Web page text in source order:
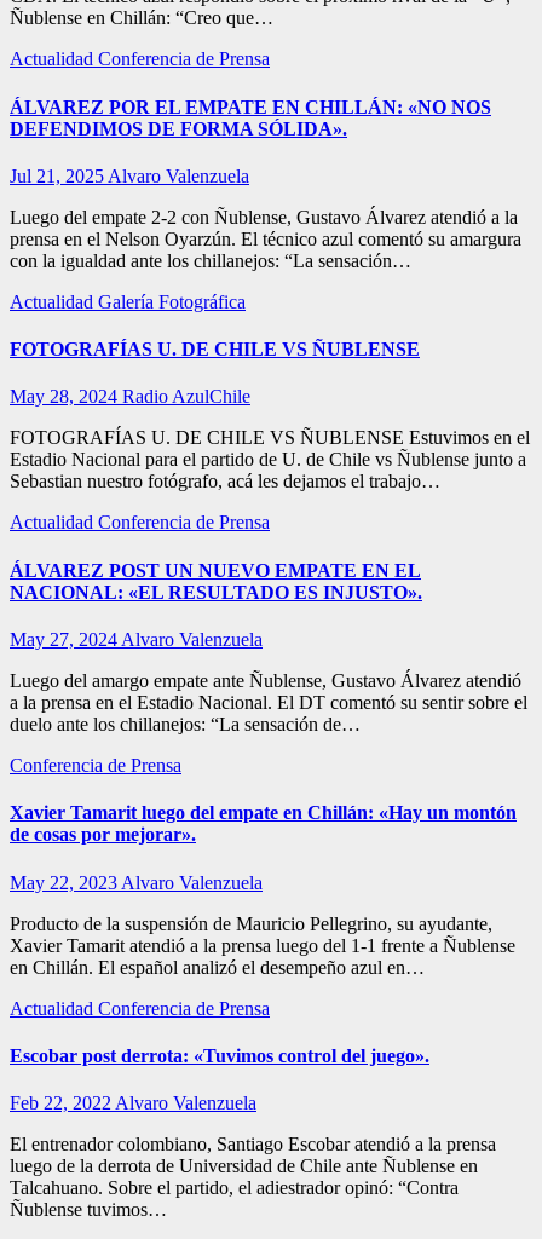
Ñublense en Chillán: “Creo que…
Actualidad Conferencia de Prensa
ÁLVAREZ POR EL EMPATE EN CHILLÁN: «NO NOS
DEFENDIMOS DE FORMA SÓLIDA».
Jul 21, 2025 Alvaro Valenzuela
Luego del empate 2-2 con Ñublense, Gustavo Álvarez atendió a la
prensa en el Nelson Oyarzún. El técnico azul comentó su amargura
con la igualdad ante los chillanejos: “La sensación…
Actualidad Galería Fotográfica
FOTOGRAFÍAS U. DE CHILE VS ÑUBLENSE
May 28, 2024 Radio AzulChile
FOTOGRAFÍAS U. DE CHILE VS ÑUBLENSE Estuvimos en el
Estadio Nacional para el partido de U. de Chile vs Ñublense junto a
Sebastian nuestro fotógrafo, acá les dejamos el trabajo…
Actualidad Conferencia de Prensa
ÁLVAREZ POST UN NUEVO EMPATE EN EL
NACIONAL: «EL RESULTADO ES INJUSTO».
May 27, 2024 Alvaro Valenzuela
Luego del amargo empate ante Ñublense, Gustavo Álvarez atendió
a la prensa en el Estadio Nacional. El DT comentó su sentir sobre el
duelo ante los chillanejos: “La sensación de…
Conferencia de Prensa
Xavier Tamarit luego del empate en Chillán: «Hay un montón
de cosas por mejorar».
May 22, 2023 Alvaro Valenzuela
Producto de la suspensión de Mauricio Pellegrino, su ayudante,
Xavier Tamarit atendió a la prensa luego del 1-1 frente a Ñublense
en Chillán. El español analizó el desempeño azul en…
Actualidad Conferencia de Prensa
Escobar post derrota: «Tuvimos control del juego».
Feb 22, 2022 Alvaro Valenzuela
El entrenador colombiano, Santiago Escobar atendió a la prensa
luego de la derrota de Universidad de Chile ante Ñublense en
Talcahuano. Sobre el partido, el adiestrador opinó: “Contra
Ñublense tuvimos…